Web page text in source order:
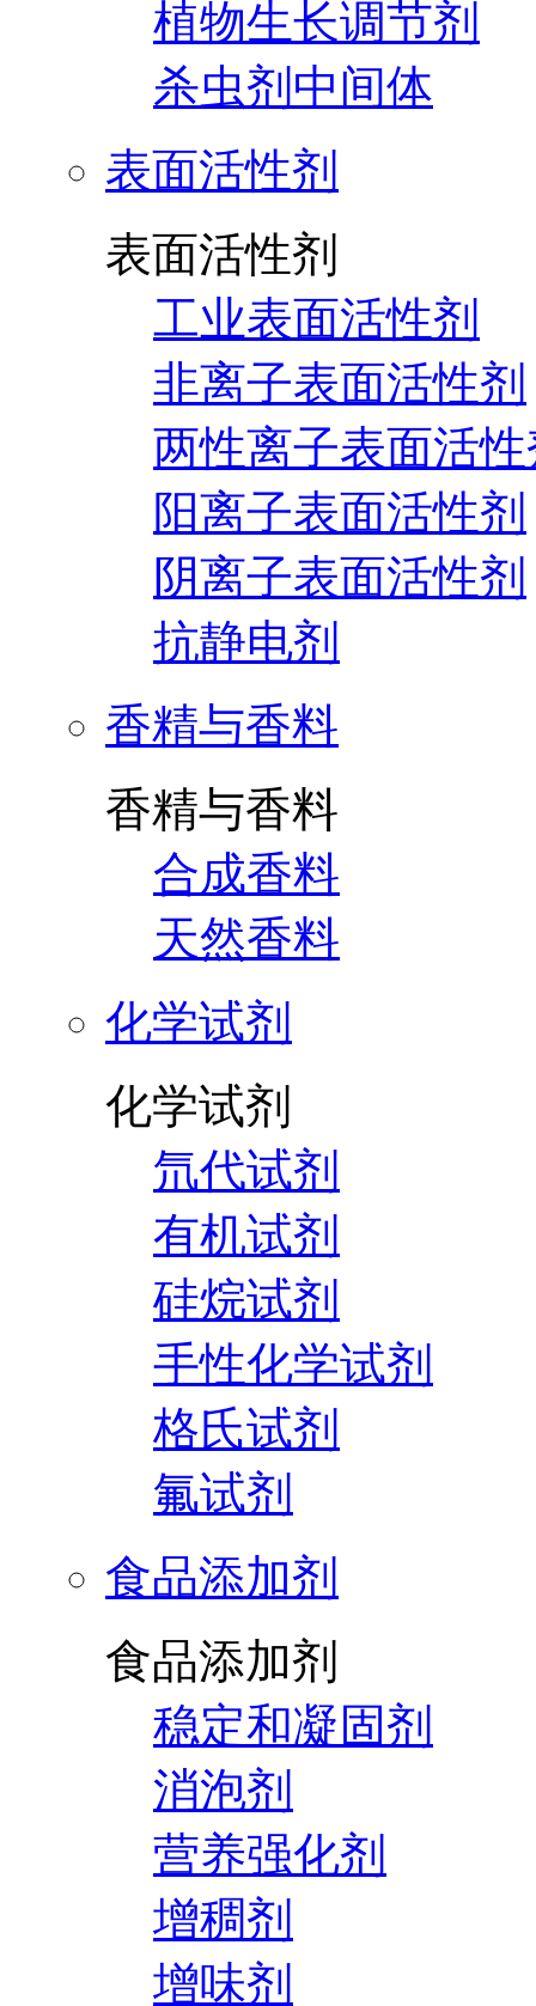
植物生长调节剂
杀虫剂中间体
表面活性剂
表面活性剂
工业表面活性剂
非离子表面活性剂
两性离子表面活
阳离子表面活性剂
阴离子表面活性剂
抗静电剂
香精与香料
香精与香料
合成香料
天然香料
化学试剂
化学试剂
氘代试剂
有机试剂
硅烷试剂
手性化学试剂
格氏试剂
氟试剂
食品添加剂
食品添加剂
稳定和凝固剂
消泡剂
营养强化剂
增稠剂
增味剂